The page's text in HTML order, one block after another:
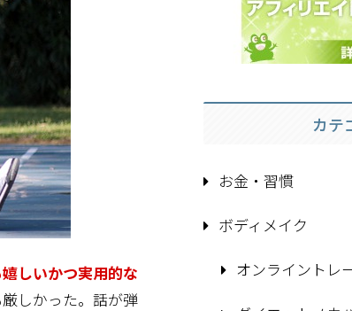
しいかつ実用的な
しかった。話が弾
カテ
お金・習慣
ボディメイク
オンライントレ